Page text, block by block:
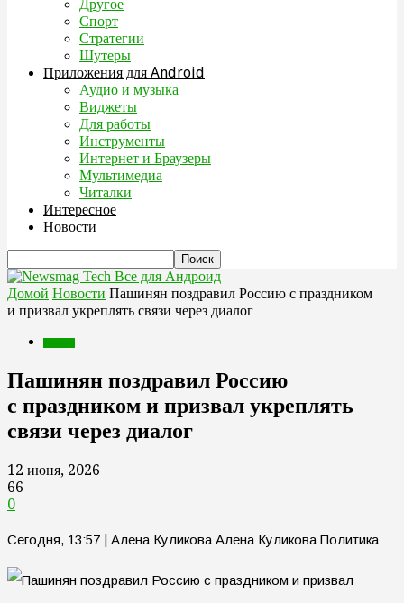
Другое
Спорт
Стратегии
Шутеры
Приложения для Android
Аудио и музыка
Виджеты
Для работы
Инструменты
Интернет и Браузеры
Мультимедиа
Читалки
Интересное
Новости
Все для Андроид
Домой Новости Пашинян поздравил Россию с праздником
и призвал укреплять связи через диалог
Пашинян поздравил Россию
с праздником и призвал укреплять
связи через диалог
12 июня, 2026
66
0
Сегодня, 13:57 | Алена Куликова Алена Куликова Политика